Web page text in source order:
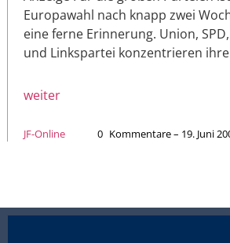
Europawahl nach knapp zwei
eine ferne Erinnerung. Union,
und Linkspartei konzentrieren
weiter
JF-Online 0 Kommentare – 19. Juni